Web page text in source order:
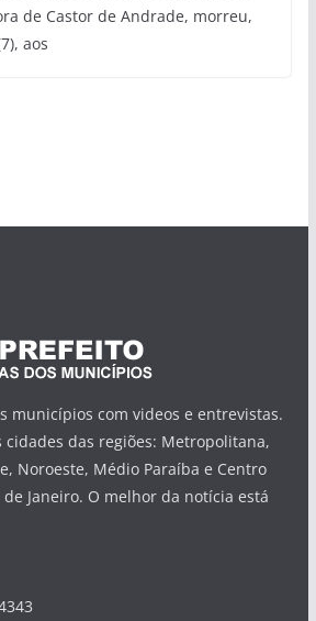
de Castor de Andrade, morreu,
aos
municípios com videos e entrevistas.
das regiões: Metropolitana,
Noroeste, Médio Paraíba e Centro
Janeiro. O melhor da notícia está